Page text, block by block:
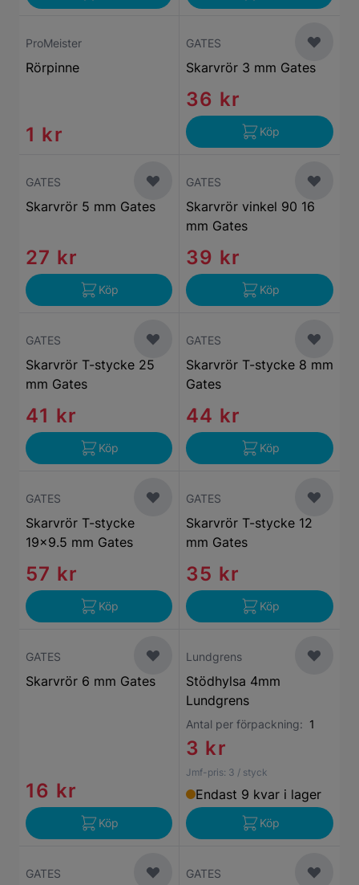
ProMeister
Rörpinne
1 kr
GATES
Skarvrör 3 mm Gates
36 kr
Köp
GATES
Skarvrör 5 mm Gates
27 kr
Köp
GATES
Skarvrör vinkel 90 16
mm Gates
39 kr
Köp
GATES
Skarvrör T-stycke 25
mm Gates
41 kr
Köp
GATES
Skarvrör T-stycke 8 mm
Gates
44 kr
Köp
GATES
Skarvrör T-stycke
19x9.5 mm Gates
57 kr
Köp
GATES
Skarvrör T-stycke 12
mm Gates
35 kr
Köp
GATES
Skarvrör 6 mm Gates
16 kr
Köp
Lundgrens
Stödhylsa 4mm
Lundgrens
Antal per förpackning: 1
3 kr
Jmf-pris: 3 / styck
Endast 9 kvar i lager
Köp
GATES GATES